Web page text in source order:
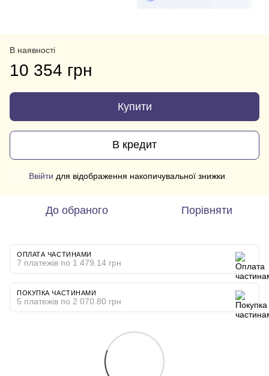
В наявності
10 354 грн
Купити
В кредит
Ввійти для відображення накопичувальної знижки
До обраного Порівняти
ОПЛАТА ЧАСТИНАМИ
7 платежів по 1 479.14 грн
ПОКУПКА ЧАСТИНАМИ
5 платежів по 2 070.80 грн